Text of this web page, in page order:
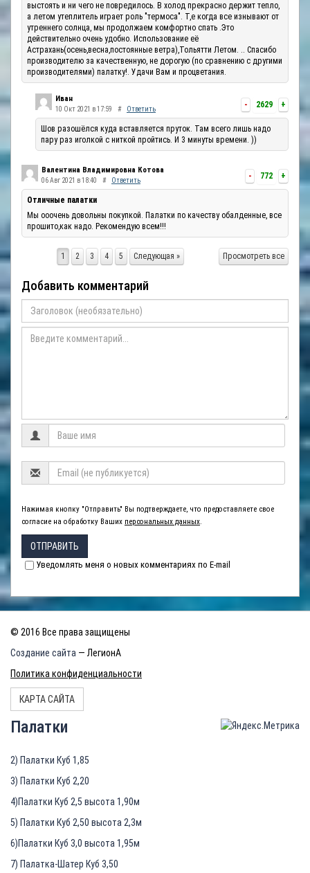
выстоять и ни чего не повредилось. В холод прекрасно держит тепло,
а летом утеплитель играет роль "термоса". Т,е когда все изнывают от
утреннего солнца, мы продолжаем комфортно спать .Это
действительно очень удобно. Использование её
Астрахань(осень,весна,постоянные ветра),Тольятти Летом. .. Спасибо
производителю за качественную, не дорогую (по сравнению с другими
производителями) палатку!. Удачи Вам и процветания.
- 2629 +
Иван
10 Окт 2021 в 17:59 # Ответить
Шов разошёлся куда вставляется пруток. Там всего лишь надо
пару раз иголкой с ниткой пройтись. И 3 минуты времени. ))
- 772 +
Валентина Владимировна Котова
06 Авг 2021 в 18:40 # Ответить
Отличные палатки
Мы ооочень довольны покупкой. Палатки по качеству обалденные, все
прошито,как надо. Рекомендую всем!!!
Просмотреть все
1 2 3 4 5 Следующая »
Добавить комментарий
Нажимая кнопку "Отправить" Вы подтверждаете, что предоставляете свое
согласие на обработку Ваших персональных данных.
ОТПРАВИТЬ
Уведомлять меня о новых комментариях по E-mail
© 2016 Все права защищены
Создание сайта — ЛегионА
Политика конфиденциальности
КАРТА САЙТА
Палатки
2) Палатки Куб 1,85
3) Палатки Куб 2,20
4)Палатки Куб 2,5 высота 1,90м
5) Палатки Куб 2,50 высота 2,3м
6)Палатки Куб 3,0 высота 1,95м
7) Палатка-Шатер Куб 3,50